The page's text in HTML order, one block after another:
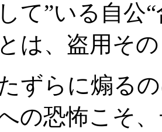
て”いる自公
は、盗用そ
ずらに煽る
の恐怖こそ